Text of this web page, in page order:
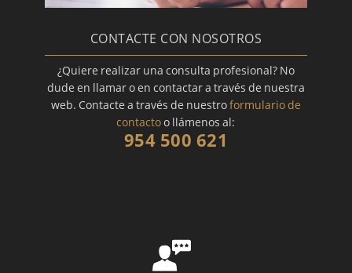
CONTACTE CON NOSOTROS
¿Quiere realizar una consulta profesional? No
dude en llamar o en contactar a través de nuestra
web. Contacte a través de nuestroformulario de
contactoo llámenos al:
954 500 621